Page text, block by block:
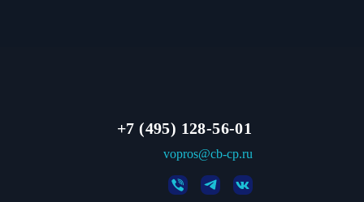
+7 (495) 128-56-01
vopros@cb-cp.ru